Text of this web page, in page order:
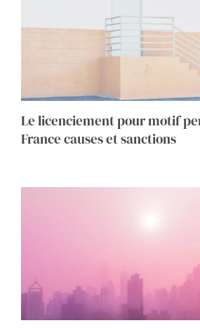
Le licenciement pour motif
France causes et sanctions